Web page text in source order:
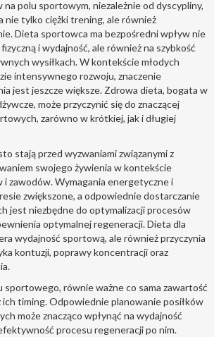
polu sportowym, niezależnie od dyscypliny,
nie tylko ciężki trening, ale również
Dieta sportowca ma bezpośredni wpływ nie
i wydajność, ale również na szybkość
wysiłkach. W kontekście młodych
intensywnego rozwoju, znaczenie
jest jeszcze większe. Zdrowa dieta, bogata w
może przyczynić się do znaczącej
zarówno w krótkiej, jak i długiej
stają przed wyzwaniami związanymi z
swojego żywienia w kontekście
zawodów. Wymagania energetyczne i
zwiększone, a odpowiednie dostarczanie
jest niezbędne do optymalizacji procesów
optymalnej regeneracji. Dieta dla
wydajność sportową, ale również przyczynia
kontuzji, poprawy koncentracji oraz
równie ważne co sama zawartość
timing. Odpowiednie planowanie posiłków
może znacząco wpłynąć na wydajność
procesu regeneracji po nim.